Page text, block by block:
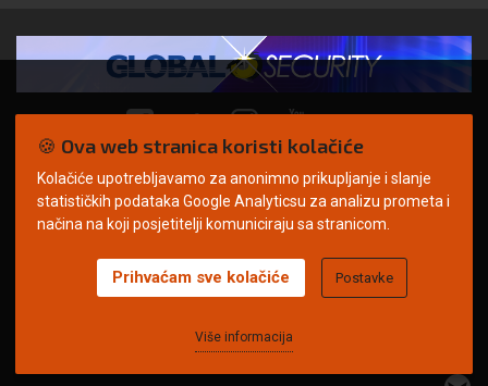
© Copyright 2026. | ARILEO
Uvjeti korištenja Politika privatnosti
Impressum
🍪 Ova web stranica koristi kolačiće
Kolačiće upotrebljavamo za anonimno prikupljanje i slanje
statističkih podataka Google Analyticsu za analizu prometa i
načina na koji posjetitelji komuniciraju sa stranicom.
Više informacija
Prihvaćam sve kolačiće Postavke